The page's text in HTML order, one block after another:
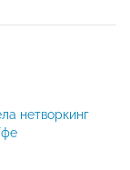
нетворкинг